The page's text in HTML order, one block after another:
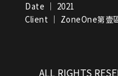
Date ｜ 2021
Client ｜ ZoneOne第壹
ALL RIGHTS